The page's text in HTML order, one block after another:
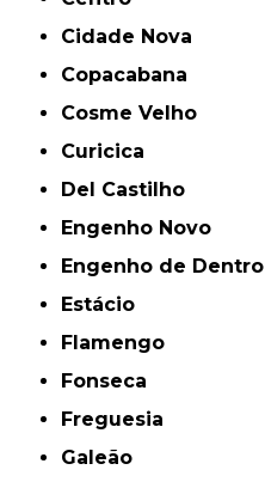
Cidade Nova
Copacabana
Cosme Velho
Curicica
Del Castilho
Engenho Novo
Engenho de Dentro
Estácio
Flamengo
Fonseca
Freguesia
Galeão